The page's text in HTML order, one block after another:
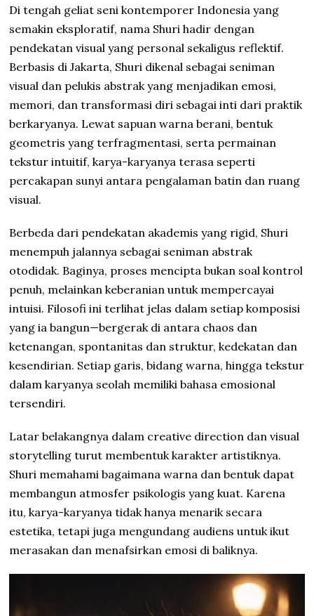
Di tengah geliat seni kontemporer Indonesia yang
semakin eksploratif, nama Shuri hadir dengan
pendekatan visual yang personal sekaligus reflektif.
Berbasis di Jakarta, Shuri dikenal sebagai seniman
visual dan pelukis abstrak yang menjadikan emosi,
memori, dan transformasi diri sebagai inti dari praktik
berkaryanya. Lewat sapuan warna berani, bentuk
geometris yang terfragmentasi, serta permainan
tekstur intuitif, karya-karyanya terasa seperti
percakapan sunyi antara pengalaman batin dan ruang
visual.
Berbeda dari pendekatan akademis yang rigid, Shuri
menempuh jalannya sebagai seniman abstrak
otodidak. Baginya, proses mencipta bukan soal kontrol
penuh, melainkan keberanian untuk mempercayai
intuisi. Filosofi ini terlihat jelas dalam setiap komposisi
yang ia bangun—bergerak di antara chaos dan
ketenangan, spontanitas dan struktur, kedekatan dan
kesendirian. Setiap garis, bidang warna, hingga tekstur
dalam karyanya seolah memiliki bahasa emosional
tersendiri.
Latar belakangnya dalam creative direction dan visual
storytelling turut membentuk karakter artistiknya.
Shuri memahami bagaimana warna dan bentuk dapat
membangun atmosfer psikologis yang kuat. Karena
itu, karya-karyanya tidak hanya menarik secara
estetika, tetapi juga mengundang audiens untuk ikut
merasakan dan menafsirkan emosi di baliknya.